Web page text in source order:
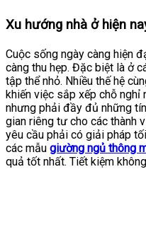
Xu hướng nhà ở hiện
Cuộc sống ngày càng hiện
càng thu hẹp. Đặc biệt là ở
tập thể nhỏ. Nhiều thế hệ
khiến việc sắp xếp chỗ nghỉ
nhưng phải đầy đủ những
gian riêng tư cho các thành
yêu cầu phải có giải pháp
các mẫu giường ngủ thông
quả tốt nhất. Tiết kiệm